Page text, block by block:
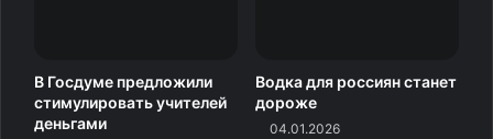
В Госдуме предложили
стимулировать учителей
деньгами
Водка для россиян станет
дороже
04.01.2026